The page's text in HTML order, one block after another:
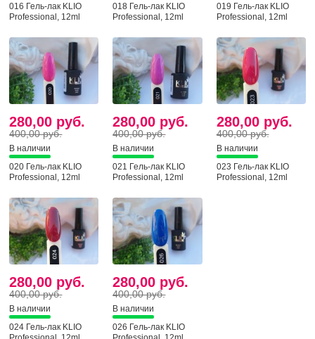
016 Гель-лак KLIO
Professional, 12ml
018 Гель-лак KLIO
Professional, 12ml
019 Гель-лак KLIO
Professional, 12ml
280,00 руб.
400,00 руб.
В наличии
020 Гель-лак KLIO
Professional, 12ml
280,00 руб.
400,00 руб.
В наличии
021 Гель-лак KLIO
Professional, 12ml
280,00 руб.
400,00 руб.
В наличии
023 Гель-лак KLIO
Professional, 12ml
280,00 руб.
400,00 руб.
В наличии
024 Гель-лак KLIO
280,00 руб.
400,00 руб.
В наличии
026 Гель-лак KLIO